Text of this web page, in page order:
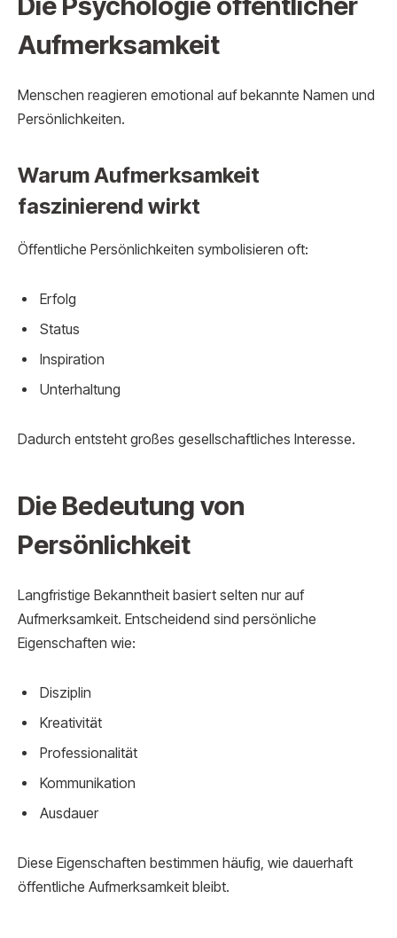
Aufmerksamkeit
Menschen reagieren emotional auf bekannte Namen und
Persönlichkeiten.
Warum Aufmerksamkeit
faszinierend wirkt
Öffentliche Persönlichkeiten symbolisieren oft:
Erfolg
Status
Inspiration
Unterhaltung
Dadurch entsteht großes gesellschaftliches Interesse.
Die Bedeutung von
Persönlichkeit
Langfristige Bekanntheit basiert selten nur auf
Aufmerksamkeit. Entscheidend sind persönliche
Eigenschaften wie:
Disziplin
Kreativität
Professionalität
Kommunikation
Ausdauer
Diese Eigenschaften bestimmen häufig, wie dauerhaft
öffentliche Aufmerksamkeit bleibt.